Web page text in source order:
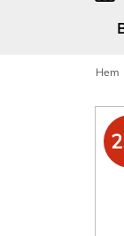
Hem
till